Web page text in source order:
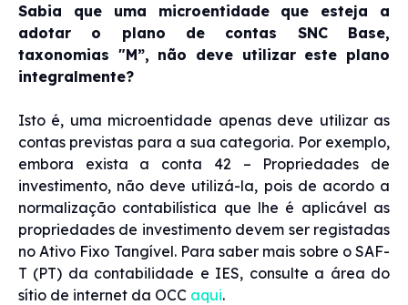
Sabia que uma microentidade que esteja a
adotar o plano de contas SNC Base,
taxonomias "M”, não deve utilizar este plano
integralmente?
Isto é, uma microentidade apenas deve utilizar as
contas previstas para a sua categoria. Por exemplo,
embora exista a conta 42 – Propriedades de
investimento, não deve utilizá-la, pois de acordo a
normalização contabilística que lhe é aplicável as
propriedades de investimento devem ser registadas
no Ativo Fixo Tangível. Para saber mais sobre o SAF-
T (PT) da contabilidade e IES, consulte a área do
sítio de internet da OCC aqui.